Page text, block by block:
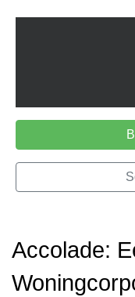
Accolade: